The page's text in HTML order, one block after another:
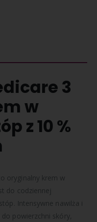
3
w
z 10 %
oryginalny krem w
do codziennej
Intensywne nawilża i
powierzchni skóry,